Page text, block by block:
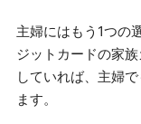
主婦にはもう1つの
ジットカードの家
していれば、主婦
ます。